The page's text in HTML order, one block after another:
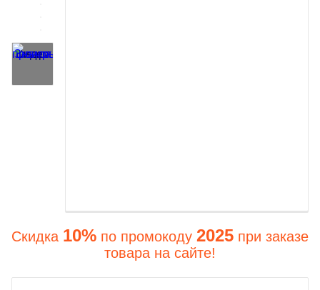
Скидка 10% по промокоду 2025 при заказе
товара на сайте!